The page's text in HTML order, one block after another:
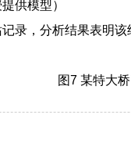
供模型）
录，分析结果表明该
图7 某特大